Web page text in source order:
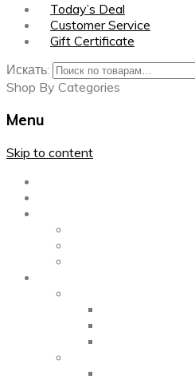
Today’s Deal
Customer Service
Gift Certificate
Искать:
Shop By Categories
Menu
Skip to content